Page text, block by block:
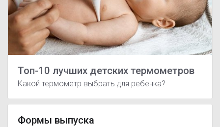
Топ-10 лучших детских термометров
Какой термометр выбрать для ребенка?
Формы выпуска